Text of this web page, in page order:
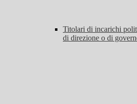
Titolari di incarichi
di direzione o di